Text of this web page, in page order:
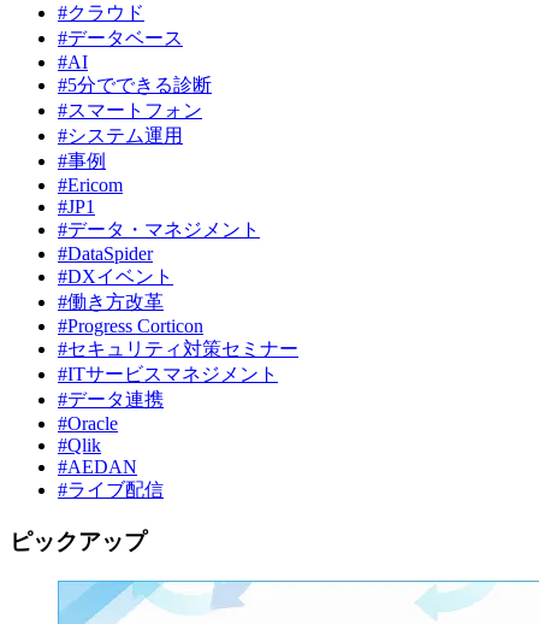
#クラウド
#データベース
#AI
#5分でできる診断
#スマートフォン
#システム運用
#事例
#Ericom
#JP1
#データ・マネジメント
#DataSpider
#DXイベント
#働き方改革
#Progress Corticon
#セキュリティ対策セミナー
#ITサービスマネジメント
#データ連携
#Oracle
#Qlik
#AEDAN
#ライブ配信
ピックアップ